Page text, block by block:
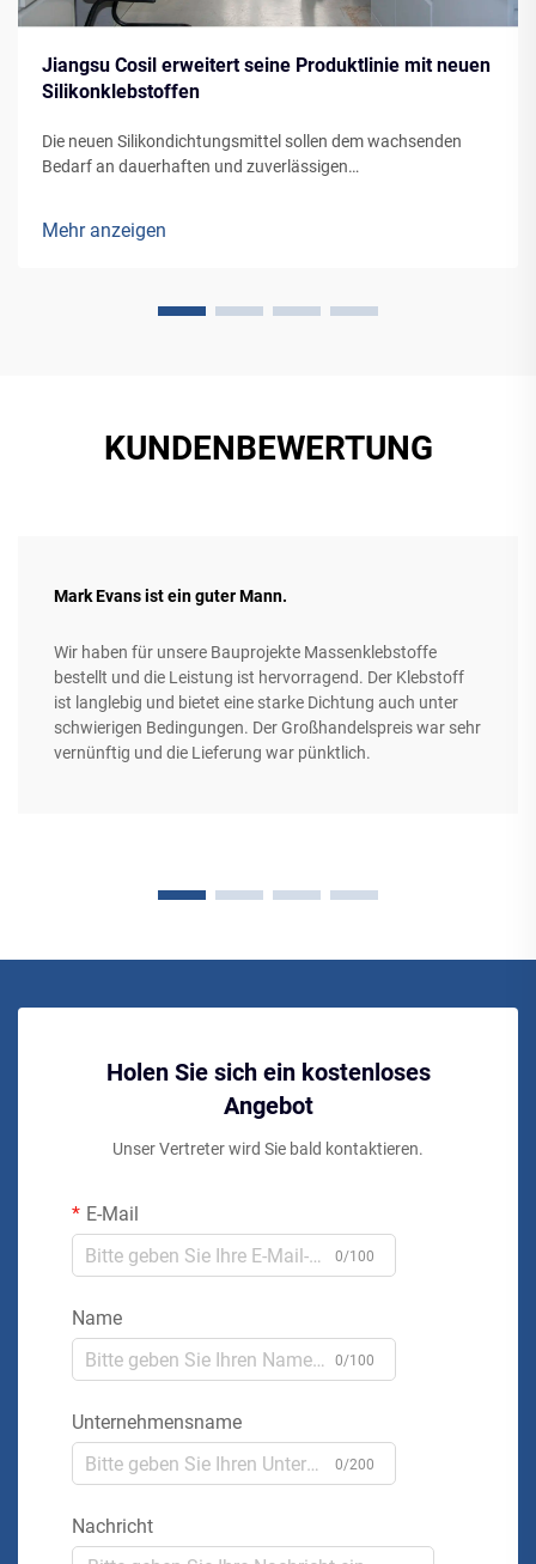
Jiangsu Cosil erweitert seine Produktlinie mit neuen
Silikonklebstoffen
Die neuen Silikondichtungsmittel sollen dem wachsenden
Bedarf an dauerhaften und zuverlässigen
werden.
Mehr anzeigen
KUNDENBEWERTUNG
Mark Evans ist ein guter Mann.
Wir haben für unsere Bauprojekte Massenklebstoffe
bestellt und die Leistung ist hervorragend. Der Klebstoff
ist langlebig und bietet eine starke Dichtung auch unter
schwierigen Bedingungen. Der Großhandelspreis war sehr
vernünftig und die Lieferung war pünktlich.
Holen Sie sich ein kostenloses
Angebot
Unser Vertreter wird Sie bald kontaktieren.
E-Mail
0/100
Name
0/100
Unternehmensname
0/200
Nachricht